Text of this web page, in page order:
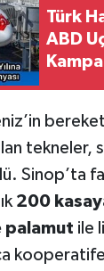
Türk
ABD
tekneler,
Sinop’ta
200
palamut ile